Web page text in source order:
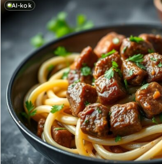
AI-kok